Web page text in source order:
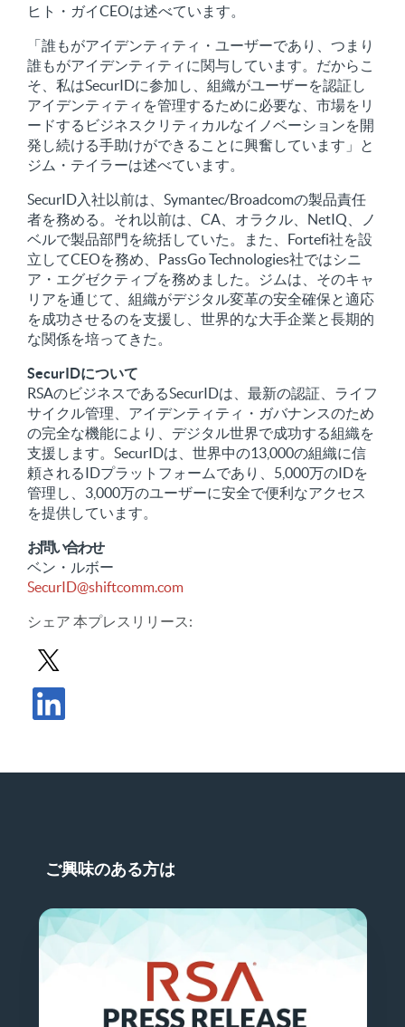
ヒト・ガイCEOは述べています。
「誰もがアイデンティティ・ユーザーであり、つまり
誰もがアイデンティティに関与しています。だからこ
そ、私はSecurIDに参加し、組織がユーザーを認証し
アイデンティティを管理するために必要な、市場をリ
ードするビジネスクリティカルなイノベーションを開
発し続ける手助けができることに興奮しています」と
ジム・テイラーは述べています。
SecurID入社以前は、Symantec/Broadcomの製品責任
者を務める。それ以前は、CA、オラクル、NetIQ、ノ
ベルで製品部門を統括していた。また、Fortefi社を設
立してCEOを務め、PassGo Technologies社ではシニ
ア・エグゼクティブを務めました。ジムは、そのキャ
リアを通じて、組織がデジタル変革の安全確保と適応
を成功させるのを支援し、世界的な大手企業と長期的
な関係を培ってきた。
SecurIDについて
RSAのビジネスであるSecurIDは、最新の認証、ライフ
サイクル管理、アイデンティティ・ガバナンスのため
の完全な機能により、デジタル世界で成功する組織を
支援します。SecurIDは、世界中の13,000の組織に信
頼されるIDプラットフォームであり、5,000万のIDを
管理し、3,000万のユーザーに安全で便利なアクセス
を提供しています。
お問い合わせ
ベン・ルボー
SecurID@shiftcomm.com
シェア 本プレスリリース :
Xでプレスリリースを共有する
ご興味のある方は